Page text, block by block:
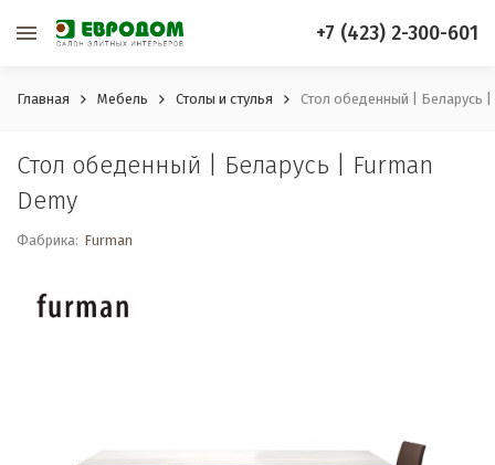
+7 (423) 2-300-601
Главная Мебель Столы и стулья Стол обеденный | Беларусь |
Стол обеденный | Беларусь | Furman
Demy
Фабрика: Furman